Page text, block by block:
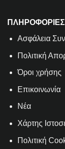
ΠΛΗΡΟΦΟΡΙΕΣ
Aσφάλεια
Πολιτική
Όροι χρήσης
Επικοινωνία
Νέα
Χάρτης
Πολιτική